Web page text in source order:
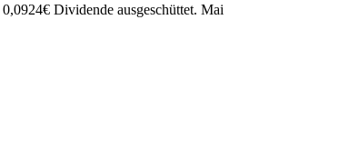
0,0924€ Dividende ausgeschüttet. Mai